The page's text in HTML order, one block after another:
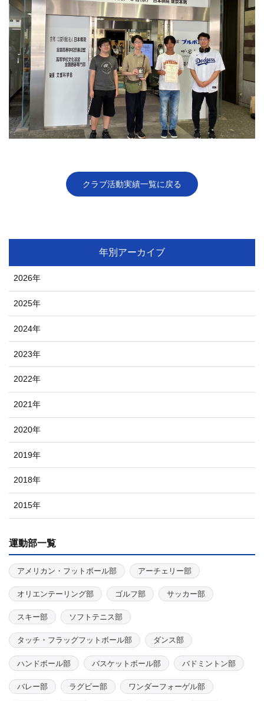
クラブ活動実績一覧に戻る
年別アーカイブ
2026年
2025年
2024年
2023年
2022年
2021年
2020年
2019年
2018年
2015年
運動部一覧
アメリカン・フットボール部 アーチェリー部
オリエンテーリング部 ゴルフ部 サッカー部
スキー部 ソフトテニス部
タッチ・フラッグフットボール部 ダンス部
ハンドボール部 バスケットボール部 バドミントン部
バレー部 ラグビー部 ワンダーフォーゲル部